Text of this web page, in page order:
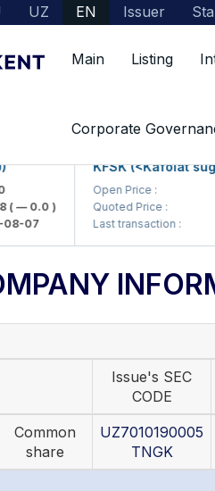
UZ EN Issuer
Main Listing
Corporate
Company Information
0.0 )
07
KFSK (<Kafolat
Open Price :
Quoted Price :
Last transaction :
Issue's SEC
CODE
Common
share
UZ7010190005
TNGK